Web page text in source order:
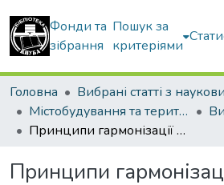
Фонди та
зібрання
Пошук за
критеріями
Головна
Містобудування та територіальне планування
Принципи гармонізації архітектурного середовища пенітенціарних комплексів
Принципи